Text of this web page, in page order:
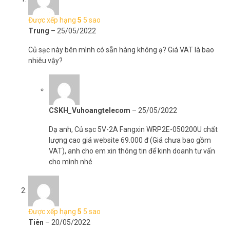
– Bộ sạc chuyển đổi nguồn đa năng
– Dùng cho sạc máy điện thoại, nguồn cho Camera, Sạc cho máy
rửa tay đo nhiệt độ, Sạc máy khử khuẩn Nano….
– Nguồn vào: 100-240VAC 50/60Hz 0.4A max
– Nguồn ra: 5V-2A (Cổng USB)
– Kích thước sản phẩm: 59 * 33 * 23 (mm)
– Bảo hành: 12 tháng
Được xếp hạng 5 5 sao
Trung – 25/05/2022
Củ sạc này bên mình có sẵn hàng không ạ? Giá VAT là bao
nhiêu vậy?
CSKH_Vuhoangtelecom – 25/05/2022
Dạ anh, Củ sạc 5V-2A Fangxin WRP2E-050200U chất
lượng cao giá website 69.000 đ (Giá chưa bao gồm
VAT), anh cho em xin thông tin để kinh doanh tư vấn
cho mình nhé
Được xếp hạng 5 5 sao
Tiên – 20/05/2022